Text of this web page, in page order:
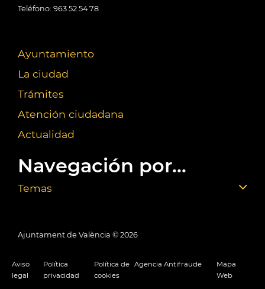
Teléfono: 963 52 54 78
Ayuntamiento
La ciudad
Trámites
Atención ciudadana
Actualidad
Navegación por...
Temas
Ajuntament de València © 2026
Aviso
legal
Política
privacidad
Política de
cookies
Agencia Antifraude
Mapa
Web